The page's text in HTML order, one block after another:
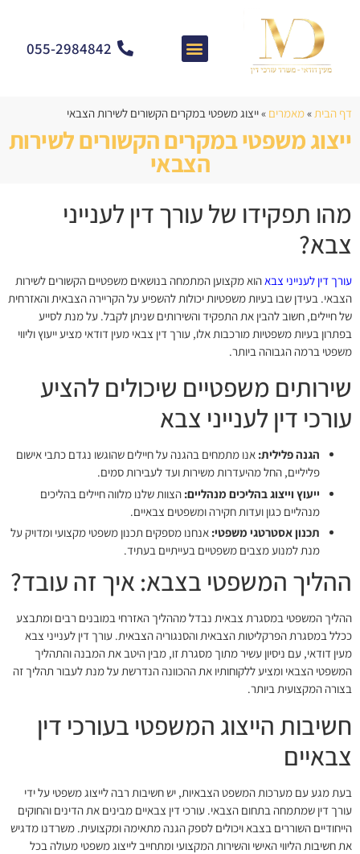
055-2984842
דף הבית»מאמרים »ייצוג משפטי במקרים הקשורים לשירות הצבאי
ייצוג משפטי במקרים הקשורים לשירות
הצבאי
מהו תפקידו של עורך דין לענייני
צבא?
עורך דין לענייני צבאהוא מקצוען המתמחה בנושאים משפטיים הקשורים לשירות
הצבאי. בעידן שבו בעיות משפטיות יכולות להשפיע על הקריירה הצבאית והאזרחית
של חיילים, חשוב להבין את התפקיד והשירותים שניתן לקבל. על מנת לסייע
בפתרון בעיות משפטיות מורכבות אלו, עורך דין צבאי מעין דודאי מציע ייעוץ וליווי
משפטי ברמה הגבוהה ביותר.
שירותים משפטיים שיכולים להציע
עורכי דין לענייני צבא
הגנה פלילית: אנו מתמחים בהגנה על חיילים שהוגשו נגדם כתבי אישום
פליליים, החל מהיעדרות משירות ועד לעבירות סמים.
ייעוץ וייצוג בהליכים מנהליים: הצוות שלנו מלווה חיילים בהליכים
מנהליים כגון ועדות חקירה ומשפטים צבאיים.
תכנון אסטרטגי משפטי: אנחנו מספקים תכנון משפטי מקצועי ומדויק על
מנת למנוע מצבים משפטיים בעייתיים בעתיד.
ההליך המשפטי בצבא: איך זה עובד?
ההליך המשפטי במסגרת צבאית נבדל מההליך האזרחי במובנים רבים ומתבצע
ככלל במסגרת הפרקליטות הצבאית והסנגוריה הצבאית. עורך דין לענייני צבא
מעין דודאי, עם ניסיון עשיר מתוך מסגרת זו, מבין היטב את המבנה והתהליך
המשפטי הצבאי ומציע ללקוחותיו את ההכוונה הנדרשת על מנת לעבור תהליך זה
בצורה המקצועית ביותר.
חשיבות הייצוג המשפטי בעורכי דין
צבאיים
בעת מגע עם מערכות המשפט הצבאיות, יש חשיבות רבה לייצוג משפטי על ידי
עורך דין שמתמחה בתחום הצבאי. עורכי דין צבאיים מבינים את הדינים והחוקים
הייחודיים השוררים בצבא ויכולים לספק הגנה מתאימה ומקצועית. משרדנו מדגיש
את חשיבות הליווי האישי והשירות המקצועי ומתחייב לייצוג משפטי מעולה בכל